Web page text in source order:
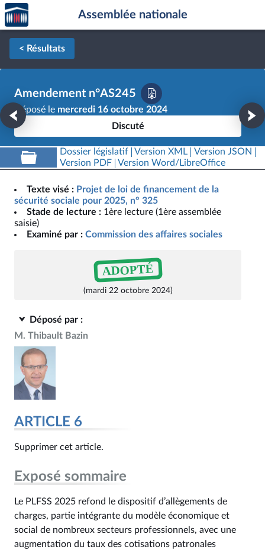
Aller au contenu
Aller en bas de la page
Accèder
à la
page
d'accueil
Assemblée nationale
< Résultats
Amendement n°AS245
Déposé le mercredi 16 octobre 2024
Discuté
Dossier législatif Version XML
Version JSON
Version PDF
Version Word/LibreOffice
Texte visé : Projet de loi de financement de la
sécurité sociale pour 2025, n° 325
Stade de lecture : 1ère lecture (1ère assemblée
saisie)
Examiné par : Commission des affaires sociales
ADOPTÉ
(mardi 22 octobre 2024)
Déposé par :
M. Thibault Bazin
ARTICLE 6
Supprimer cet article.
Exposé sommaire
Le PLFSS 2025 refond le dispositif d’allègements de
charges, partie intégrante du modèle économique et
social de nombreux secteurs professionnels, avec une
augmentation du taux des cotisations patronales